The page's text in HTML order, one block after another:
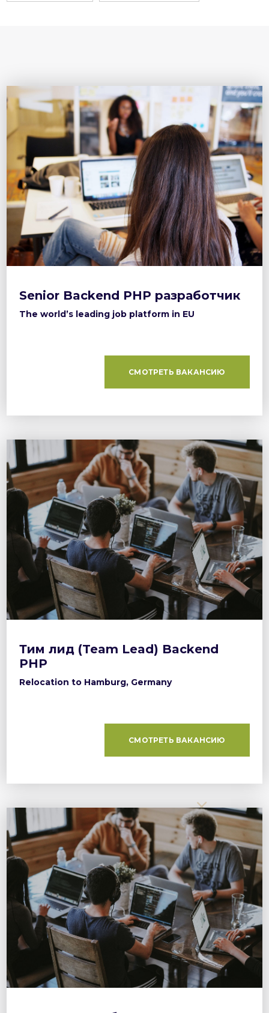
Senior Backend PHP разработчик
The world’s leading job platform in EU
СМОТРЕТЬ ВАКАНСИЮ
Тим лид (Team Lead) Backend
PHP
Relocation to Hamburg, Germany
СМОТРЕТЬ ВАКАНСИЮ